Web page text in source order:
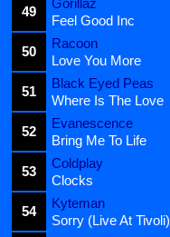
49
Gorillaz
Feel Good Inc
50
Racoon
Love You More
51
Black Eyed Peas
Where Is The Love
52
Evanescence
Bring Me To Life
53
Coldplay
Clocks
54
Kyteman
Sorry (Live At Tivoli)